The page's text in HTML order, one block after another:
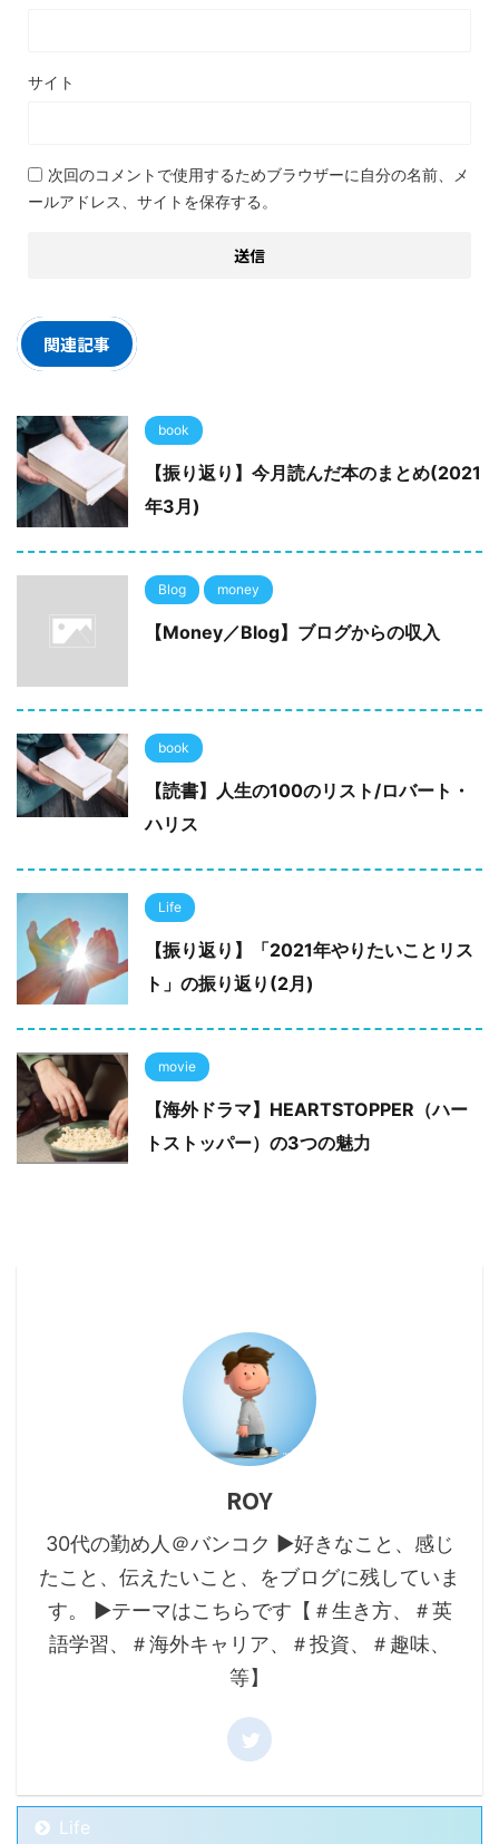
サイト
次回のコメントで使用するためブラウザーに自分の名前、メ
ールアドレス、サイトを保存する。
関連記事
book
【振り返り】今月読んだ本のまとめ(2021
年3月)
Blog money
【Money／Blog】ブログからの収入
book
【読書】人生の100のリスト/ロバート・
ハリス
Life
【振り返り】「2021年やりたいことリス
ト」の振り返り(2月)
movie
【海外ドラマ】HEARTSTOPPER（ハー
トストッパー）の3つの魅力
ROY
30代の勤め人＠バンコク ▶好きなこと、感じ
たこと、伝えたいこと、をブログに残していま
す。 ▶テーマはこちらです【＃生き方、＃英
語学習、＃海外キャリア、＃投資、＃趣味、
等】
Life